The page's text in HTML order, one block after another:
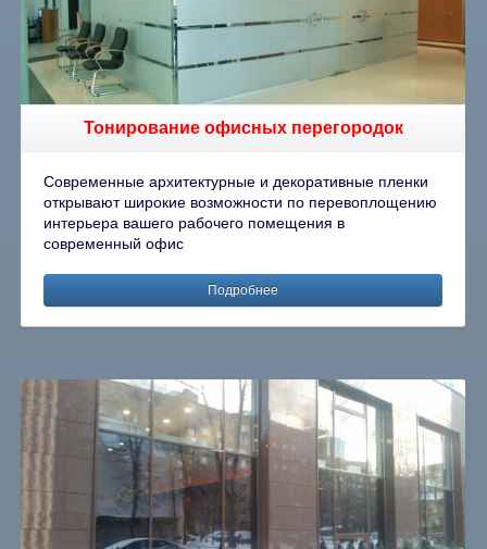
Тонирование офисных перегородок
Современные архитектурные и декоративные пленки
открывают широкие возможности по перевоплощению
интерьера вашего рабочего помещения в
современный офис
Подробнее